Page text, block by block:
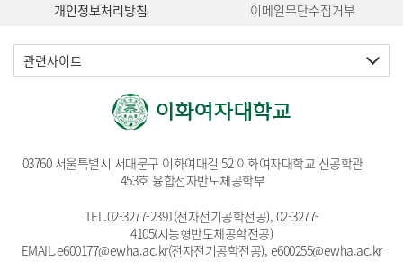
개인정보처리방침 이메일무단수집거부
관련사이트
03760 서울특별시 서대문구 이화여대길 52 이화여자대학교 신공학관
453호 융합전자반도체공학부
TEL.02-3277-2391(전자전기공학전공), 02-3277-
4105(지능형반도체공학전공)
EMAIL.e600177@ewha.ac.kr(전자전기공학전공), e600255@ewha.ac.kr